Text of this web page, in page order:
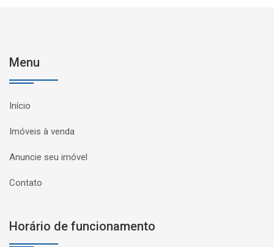
Menu
Início
Imóveis à venda
Anuncie seu imóvel
Contato
Horário de funcionamento